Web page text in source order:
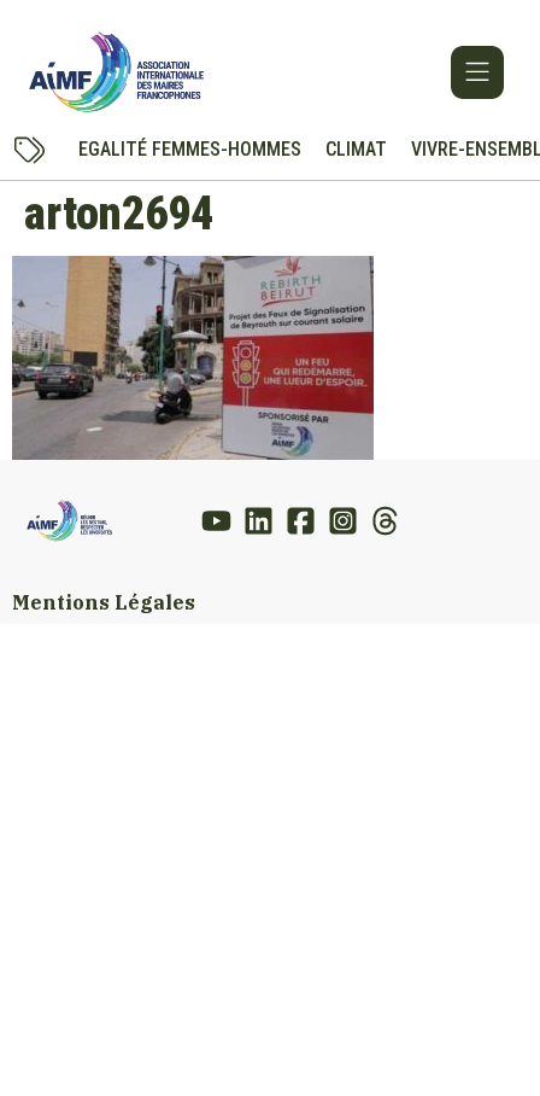
EGALITÉ FEMMES-HOMMES CLIMAT VIVRE-
arton2694
Mentions Légales